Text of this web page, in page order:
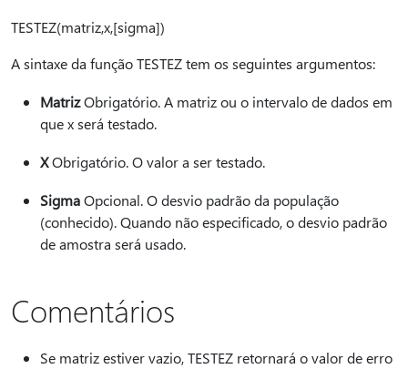
TESTEZ(matriz,x,[sigma])
A sintaxe da função TESTEZ tem os seguintes argumentos:
MatrizObrigatório. A matriz ou o intervalo de dados em
que x será testado.
XObrigatório. O valor a ser testado.
SigmaOpcional. O desvio padrão da população
(conhecido). Quando não especificado, o desvio padrão
de amostra será usado.
Comentários
Se matriz estiver vazio, TESTEZ retornará o valor de erro